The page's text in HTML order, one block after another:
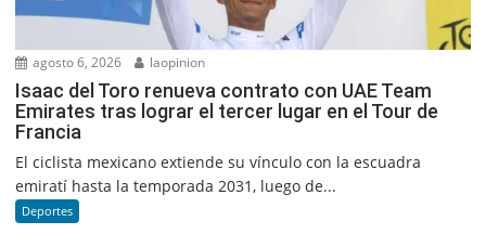
agosto 6, 2026 laopinion
Isaac del Toro renueva contrato con UAE Team
Emirates tras lograr el tercer lugar en el Tour de
Francia
El ciclista mexicano extiende su vínculo con la escuadra
emiratí hasta la temporada 2031, luego de...
Deportes